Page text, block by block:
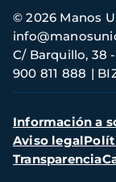
Información
de
contacto
© 2026 Manos
C/ Barquillo, 38
900 811 888
Menú
secundario
Información a
Aviso legal
Transparencia